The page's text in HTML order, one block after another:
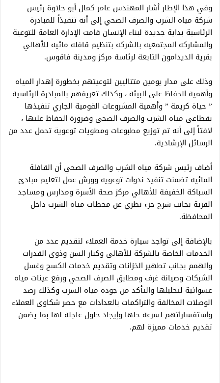
وفي هذا الإطار أشار المهندس عامر كمال أبو حلاوة رئيس
شركة مياه الشرب والصرف الصحي إلى أنه تنفيذاً للمبادرة
الرئاسية بداية جديدة لبناء الإنسان قامت الإدارة العامة للتوعية
والمشاركة المجتمعية بالشركة بتنظيم قافلة مائية للأهالي
بقرية الديدامون التابعة لرئاسة مركز ومدينة فاقوس.
وذلك على مدار يومين متتاليين لتوعيتهم بخطورة إهدار المياه
وأهمية الحفاظ على البيئة ، وكذلك تعريفهم بالمبادرة الرئاسية
” حياة كريمة ” وأهمية المشروعات القومية الجاري تنفيذها
بقطاعي مياه الشرب والصرف الصحي وضرورة الحفاظ عليها ،
لافتاً إلى أنه تم توزيع مطبوعات ومطويات توعوية تحمل عدد من
الرسائل الإرشادية.
أضاف رئيس شركة مياه الشرب والصرف الصحي أن القافلة
المائية تضمنت تنفيذ ندوات توعوية وورش عمل لتعليم مبادئ
السباكة الخفيفة للأهالي مركز صحة الأسرة ومدارس ومساجد
القرية بجانب شرح جزء نظري عن محطات مياه الشرب داخل
المحافظة.
بالإضافة إلى تواجد سيارة خدمة العملاء لتقديم عدد من
الخدمات الخاصة بالشركة للأهالي وكبار السن وذوي القدرات
والهمم بجانب تطهير الخزانات وتقديم خدمات الكسح وغسل
الشبكات وصيانة غرف ومطابق الصرف الصحي ورفع عينات مياه
عشوائية لتحليلها والتأكد من جوده مياه الشرب وكذلك رصد
الوصلات المخالفة والتراكمات بالعدادات مع حصر شكاوى العملاء
واستفساراتهم لسرعة حلها وإيجاد حلول عاجلة لها بما يضمن
تقديم خدمات مميزة لهم.